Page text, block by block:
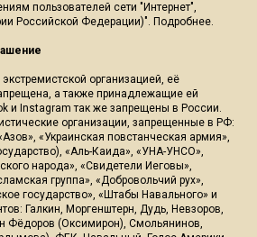
пользователей сети "Интернет",
Российской Федерации)". Подробнее.
организацией, её
а также принадлежащие ей
и Instagram так же запрещены в России.
организации, запрещенные в РФ:
«Украинская повстанческая армия»,
«Аль-Каида», «УНА-УНСО»,
народа», «Свидетели Иеговы»,
группа», «Добровольчий рух»,
государство», «Штабы Навального» и
Галкин, Моргенштерн, Дудь, Невзоров,
Фёдоров (Оксимирон), Смольянинов,